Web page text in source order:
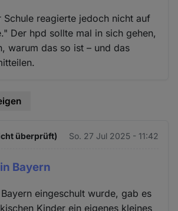
Schule reagierte jedoch nicht auf
Der hpd sollte mal in sich gehen,
warum das so ist – und das
überprüft) So. 27 Jul 2025 - 11:42
Bayern
eingeschult wurde, gab es
Kinder ein eigenes kleines